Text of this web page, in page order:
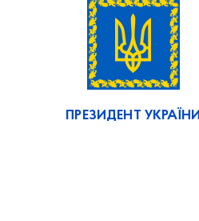
ПРЕЗИДЕНТ УКРАЇНИ